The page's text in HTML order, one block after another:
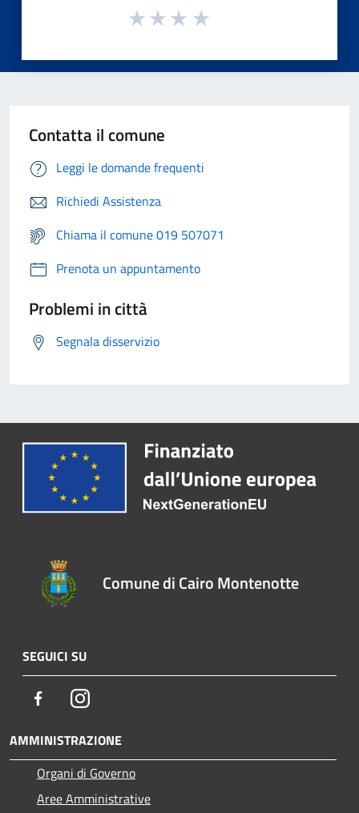
Contatta il comune
Leggi le domande frequenti
Richiedi Assistenza
Chiama il comune 019 507071
Prenota un appuntamento
Problemi in città
Segnala disservizio
Comune di Cairo Montenotte
SEGUICI SU
FacebookInstagram
AMMINISTRAZIONE
Organi di Governo
Aree Amministrative